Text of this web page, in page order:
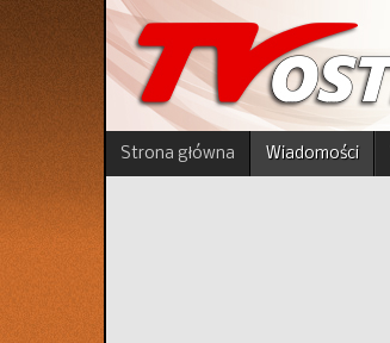
Strona główna Wiadomości